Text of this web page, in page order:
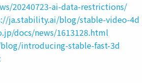
20240723-ai-data-restrictions/
ja.stability.ai/blog/stable-video-4d
docs/news/1613128.html
introducing-stable-fast-3d